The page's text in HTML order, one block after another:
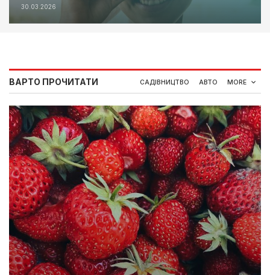
30.03.2026
ВАРТО ПРОЧИТАТИ САДІВНИЦТВО АВТО MORE